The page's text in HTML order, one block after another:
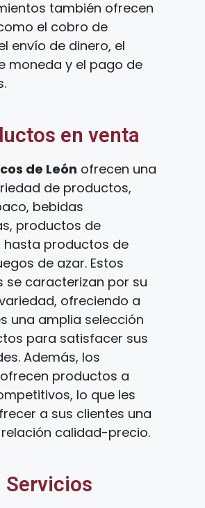
también ofrecen
el cobro de
envío de dinero, el
moneda y el pago de
en venta
de León ofrecen una
de productos,
bebidas
productos de
hasta productos de
de azar. Estos
se caracterizan por su
ofreciendo a
una amplia selección
para satisfacer sus
Además, los
productos a
lo que les
a sus clientes una
calidad-precio.
Servicios